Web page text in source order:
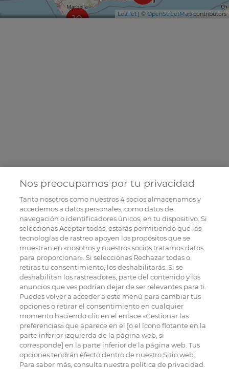
10 Leaflet | © OpenStreetMap contributors
Nos preocupamos por tu privacidad
Tanto nosotros como nuestros4socios almacenamos y
accedemos a datos personales, como datos de
navegación o identificadores únicos, en tu dispositivo. Si
seleccionas Aceptar todas, estarás permitiendo que las
tecnologías de rastreo apoyen los propósitos que se
muestran en «nosotros y nuestros socios tratamos datos
para proporcionar». Si seleccionas Rechazar todas o
retiras tu consentimiento, los deshabilitarás. Si se
deshabilitan los rastreadores, parte del contenido y los
anuncios que ves podrían dejar de ser relevantes para ti.
Puedes volver a acceder a este menú para cambiar tus
opciones o retirar el consentimiento en cualquier
momento haciendo clic en el enlace «Gestionar las
preferencias» que aparece en el [o el ícono flotante en la
parte inferior izquierda de la página web, si
corresponde] en la parte inferior de la página web. Tus
opciones tendrán efecto dentro de nuestro Sitio web.
Para saber más, consulta nuestra política de privacidad.